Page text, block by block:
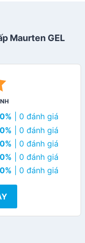
Maurten GEL
0% | 0 đánh giá
0% | 0 đánh giá
0% | 0 đánh giá
0% | 0 đánh giá
0% | 0 đánh giá